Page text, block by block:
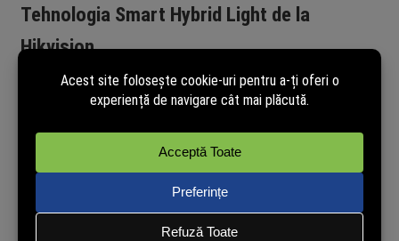
Tehnologia Smart Hybrid Light de la
Hikvision